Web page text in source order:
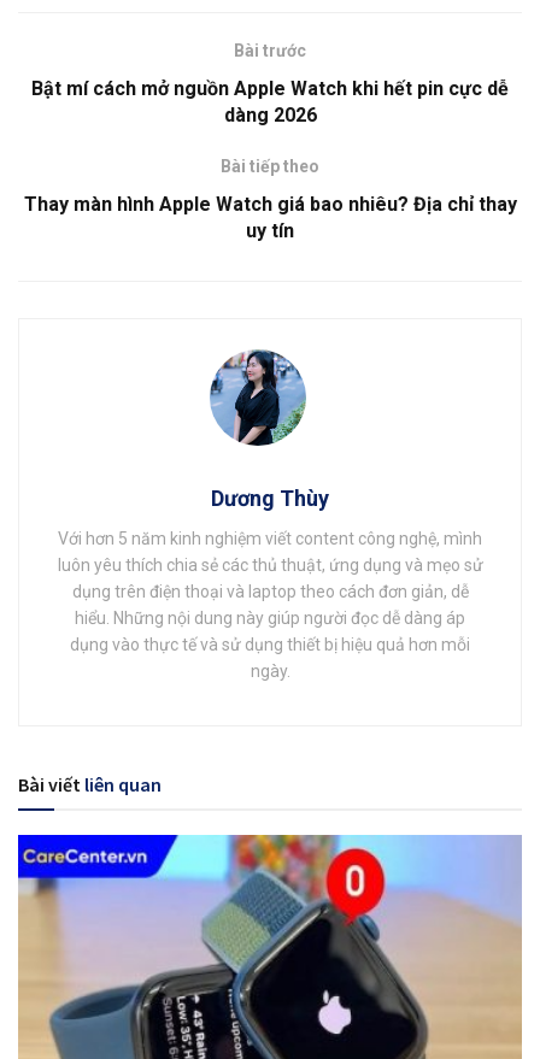
Bài trước
Bật mí cách mở nguồn Apple Watch khi hết pin cực dễ
dàng 2026
Bài tiếp theo
Thay màn hình Apple Watch giá bao nhiêu? Địa chỉ thay
uy tín
Dương Thùy
Với hơn 5 năm kinh nghiệm viết content công nghệ, mình
luôn yêu thích chia sẻ các thủ thuật, ứng dụng và mẹo sử
dụng trên điện thoại và laptop theo cách đơn giản, dễ
hiểu. Những nội dung này giúp người đọc dễ dàng áp
dụng vào thực tế và sử dụng thiết bị hiệu quả hơn mỗi
ngày.
Bài viết liên quan